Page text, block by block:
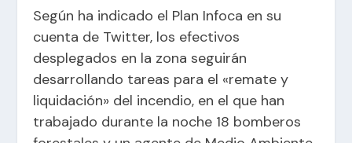
Según ha indicado el Plan Infoca en su
cuenta de Twitter, los efectivos
desplegados en la zona seguirán
desarrollando tareas para el «remate y
liquidación» del incendio, en el que han
trabajado durante la noche 18 bomberos